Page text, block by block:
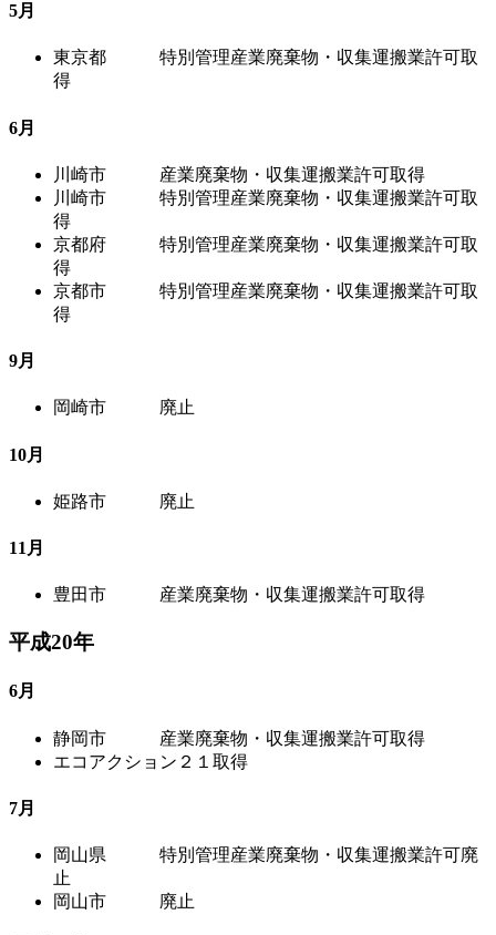
5月
東京都 特別管理産業廃棄物・収集運搬業許可取
得
6月
川崎市 産業廃棄物・収集運搬業許可取得
川崎市 特別管理産業廃棄物・収集運搬業許可取
得
京都府 特別管理産業廃棄物・収集運搬業許可取
得
京都市 特別管理産業廃棄物・収集運搬業許可取
得
9月
岡崎市 廃止
10月
姫路市 廃止
11月
豊田市 産業廃棄物・収集運搬業許可取得
平成20年
6月
静岡市 産業廃棄物・収集運搬業許可取得
エコアクション２１取得
7月
岡山県 特別管理産業廃棄物・収集運搬業許可廃
止
岡山市 廃止